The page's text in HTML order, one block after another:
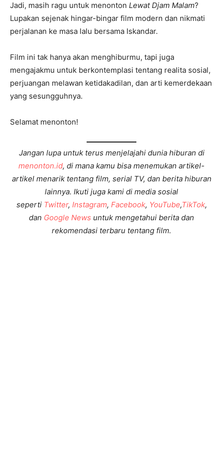
Jadi, masih ragu untuk menonton Lewat Djam Malam?
Lupakan sejenak hingar-bingar film modern dan nikmati
perjalanan ke masa lalu bersama Iskandar.
Film ini tak hanya akan menghiburmu, tapi juga
mengajakmu untuk berkontemplasi tentang realita sosial,
perjuangan melawan ketidakadilan, dan arti kemerdekaan
yang sesungguhnya.
Selamat menonton!
Jangan lupa untuk terus menjelajahi dunia hiburan di
menonton.id, di mana kamu bisa menemukan artikel-
artikel menarik tentang film, serial TV, dan berita hiburan
lainnya. Ikuti juga kami di media sosial
seperti Twitter, Instagram, Facebook, YouTube,TikTok,
dan Google News untuk mengetahui berita dan
rekomendasi terbaru tentang film.